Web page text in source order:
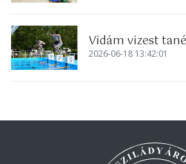
2026-06-18 13:42:01
Vidám vizest